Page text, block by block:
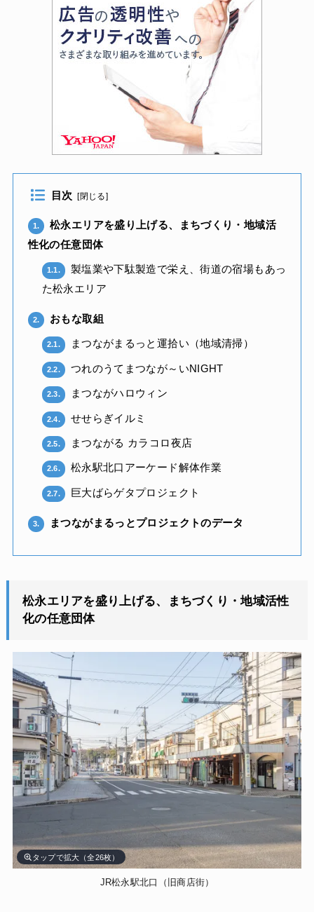
目次 [閉じる]
1.
松永エリアを盛り上げる、まちづくり・地域活
性化の任意団体
1.1.
製塩業や下駄製造で栄え、街道の宿場もあっ
た松永エリア
2. おもな取組
2.1. まつながまるっと運拾い（地域清掃）
2.2. つれのうてまつなが～いNIGHT
2.3. まつながハロウィン
2.4. せせらぎイルミ
2.5. まつながる カラコロ夜店
2.6. 松永駅北口アーケード解体作業
2.7. 巨大ばらゲタプロジェクト
3. まつながまるっとプロジェクトのデータ
松永エリアを盛り上げる、まちづくり・地域活性
化の任意団体
タップで拡大（全26枚）
JR松永駅北口（旧商店街）